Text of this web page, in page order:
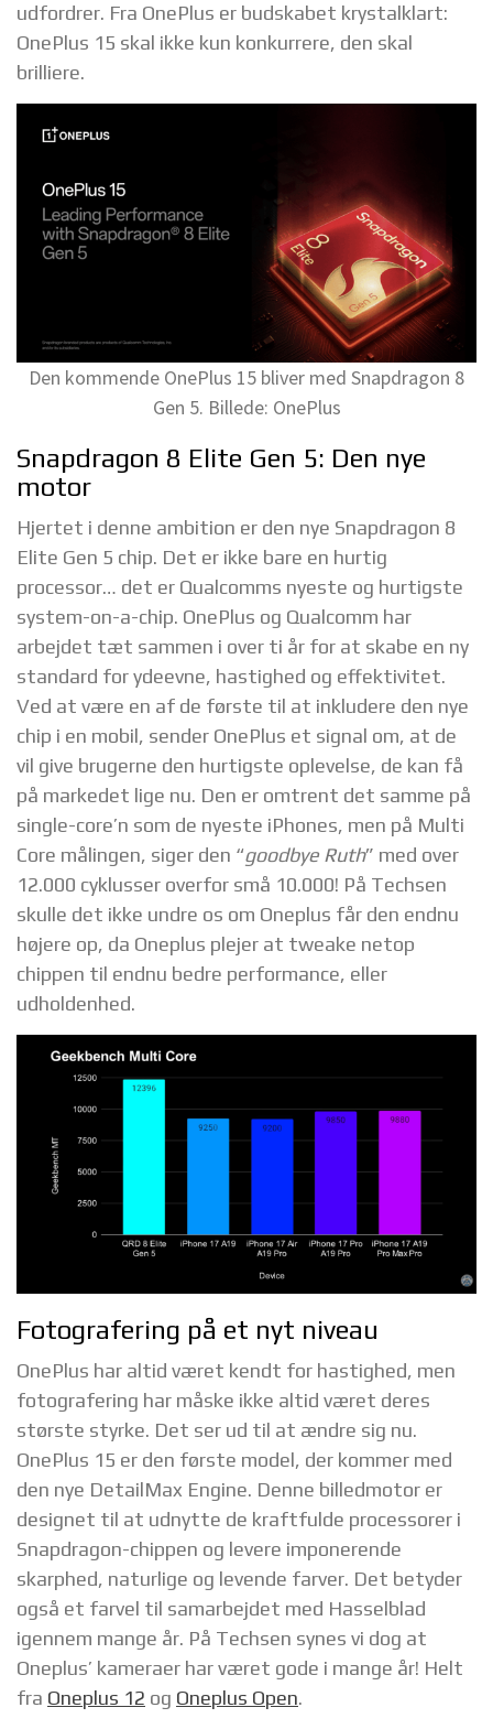
udfordrer. Fra OnePlus er budskabet krystalklart:
OnePlus 15 skal ikke kun konkurrere, den skal
brilliere.
Den kommende OnePlus 15 bliver med Snapdragon 8
Gen 5. Billede: OnePlus
Snapdragon 8 Elite Gen 5: Den nye
motor
Hjertet i denne ambition er den nye Snapdragon 8
Elite Gen 5 chip. Det er ikke bare en hurtig
processor… det er Qualcomms nyeste og hurtigste
system-on-a-chip. OnePlus og Qualcomm har
arbejdet tæt sammen i over ti år for at skabe en ny
standard for ydeevne, hastighed og effektivitet.
Ved at være en af de første til at inkludere den nye
chip i en mobil, sender OnePlus et signal om, at de
vil give brugerne den hurtigste oplevelse, de kan få
på markedet lige nu. Den er omtrent det samme på
single-core’n som de nyeste iPhones, men på Multi
Core målingen, siger den “goodbye Ruth” med over
12.000 cyklusser overfor små 10.000! På Techsen
skulle det ikke undre os om Oneplus får den endnu
højere op, da Oneplus plejer at tweake netop
chippen til endnu bedre performance, eller
udholdenhed.
Fotografering på et nyt niveau
OnePlus har altid været kendt for hastighed, men
fotografering har måske ikke altid været deres
største styrke. Det ser ud til at ændre sig nu.
OnePlus 15 er den første model, der kommer med
den nye DetailMax Engine. Denne billedmotor er
designet til at udnytte de kraftfulde processorer i
Snapdragon-chippen og levere imponerende
skarphed, naturlige og levende farver. Det betyder
også et farvel til samarbejdet med Hasselblad
igennem mange år. På Techsen synes vi dog at
Oneplus’ kameraer har været gode i mange år! Helt
fra Oneplus 12 og Oneplus Open.